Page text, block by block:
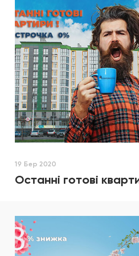
19 Бер 2020
Останні готові